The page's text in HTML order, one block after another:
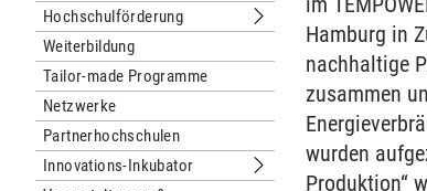
Hochschulförderung
Untermenu
Weiterbildung
Tailor-made Programme
Netzwerke
Partnerhochschulen
Innovations-Inkubator
Untermenu Innovations-
Hamburg in
nachhaltige
zusammen
wurden
Produktion“